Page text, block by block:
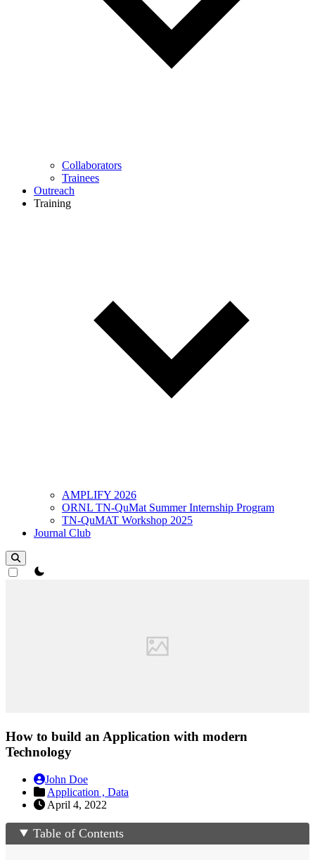
Collaborators
Trainees
Outreach
Training
AMPLIFY 2026
ORNL TN-QuMat Summer Internship Program
TN-QuMAT Workshop 2025
Journal Club
theme switcher
How to build an Application with modern
Technology
John Doe
Application , Data
April 4, 2022
Table of Contents